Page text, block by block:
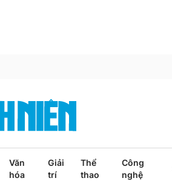
Văn
hóa
Giải
trí
Thể
thao
Công
nghệ